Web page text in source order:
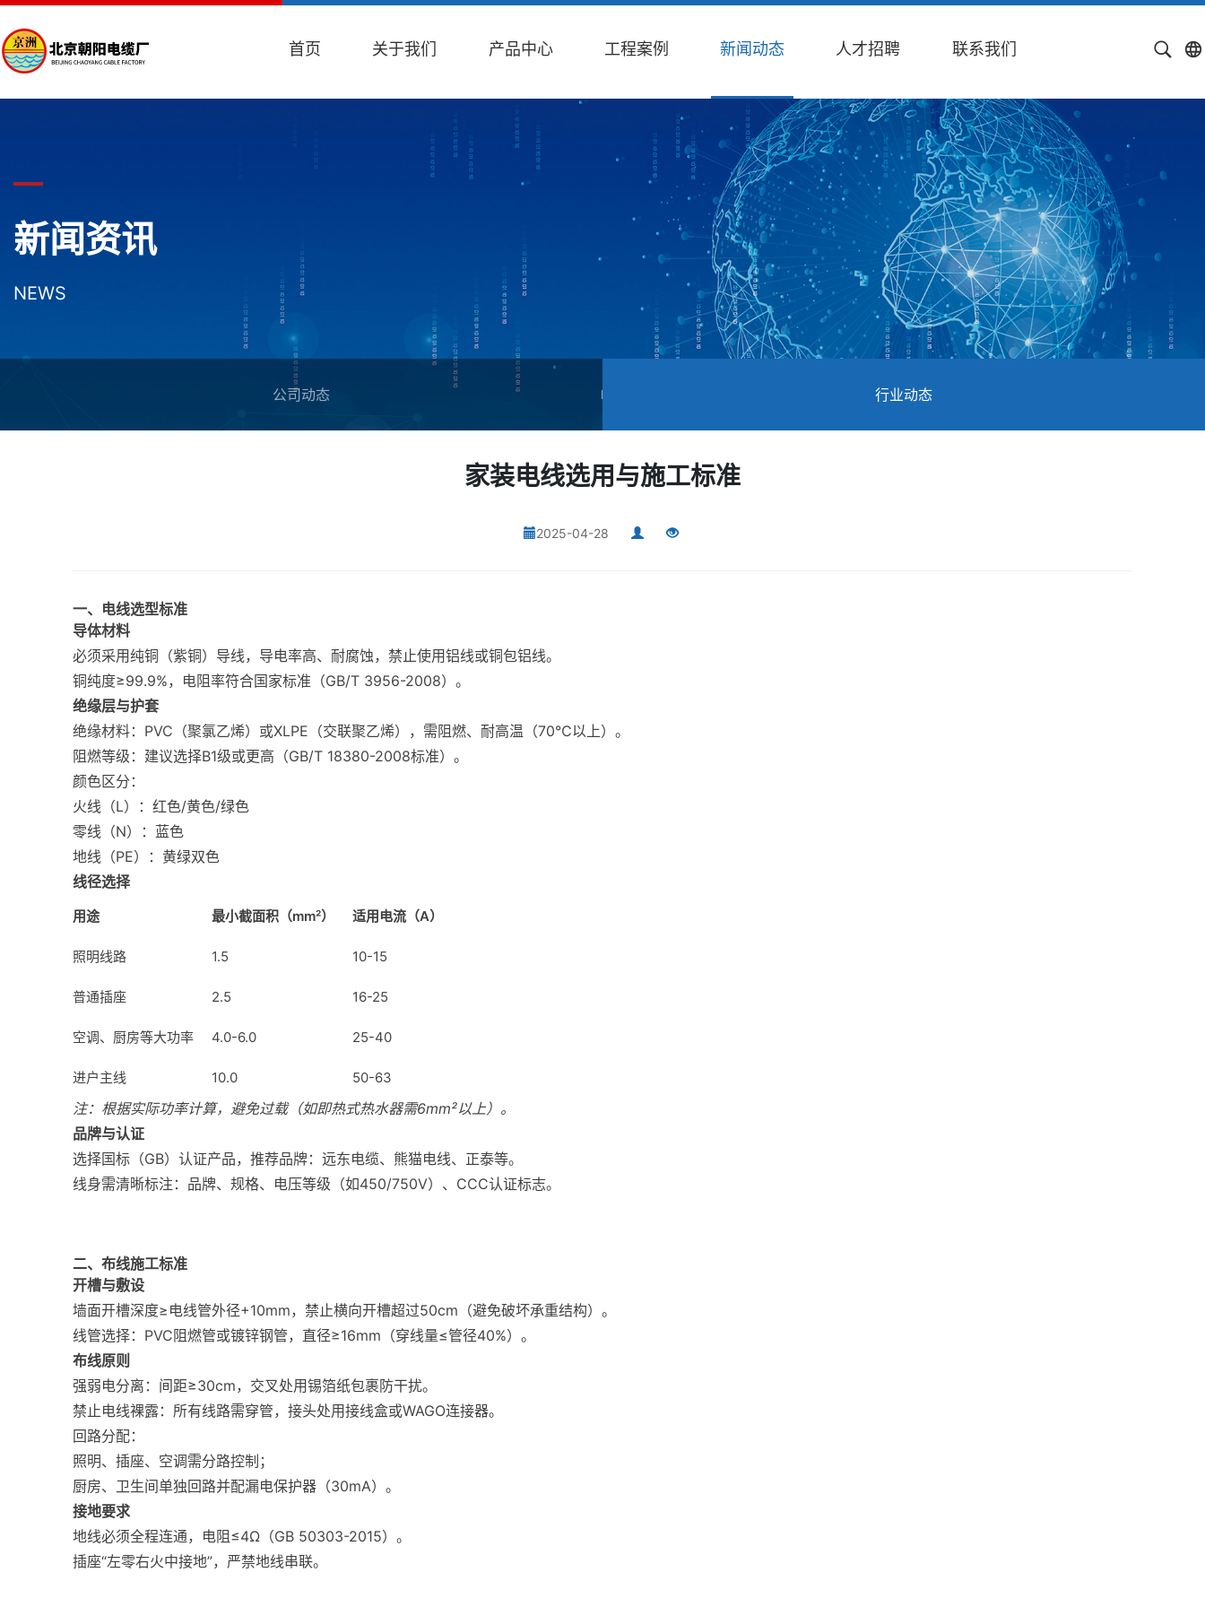
首页 关于我们 产品中心 工程案例 新闻动态 人才招聘 联系我们
新闻资讯
NEWS
公司动态 行业动态
家装电线选用与施工标准
2025-04-28
一、电线选型标准
导体材料
必须采用纯铜（紫铜）导线，导电率高、耐腐蚀，禁止使用铝线或铜包铝线。
铜纯度≥99.9%，电阻率符合国家标准（GB/T 3956-2008）。
绝缘层与护套
绝缘材料：PVC（聚氯乙烯）或XLPE（交联聚乙烯），需阻燃、耐高温（70℃以上）。
阻燃等级：建议选择B1级或更高（GB/T 18380-2008标准）。
颜色区分：
火线（L）：红色/黄色/绿色
零线（N）：蓝色
地线（PE）：黄绿双色
线径选择
用途 最小截面积（mm²） 适用电流（A）
照明线路 1.5 10-15
普通插座 2.5 16-25
空调、厨房等大功率 4.0-6.0 25-40
进户主线 10.0 50-63
注：根据实际功率计算，避免过载（如即热式热水器需6mm²以上）。
品牌与认证
选择国标（GB）认证产品，推荐品牌：远东电缆、熊猫电线、正泰等。
线身需清晰标注：品牌、规格、电压等级（如450/750V）、CCC认证标志。
二、布线施工标准
开槽与敷设
墙面开槽深度≥电线管外径+10mm，禁止横向开槽超过50cm（避免破坏承重结构）。
线管选择：PVC阻燃管或镀锌钢管，直径≥16mm（穿线量≤管径40%）。
布线原则
强弱电分离：间距≥30cm，交叉处用锡箔纸包裹防干扰。
禁止电线裸露：所有线路需穿管，接头处用接线盒或WAGO连接器。
回路分配：
照明、插座、空调需分路控制；
厨房、卫生间单独回路并配漏电保护器（30mA）。
接地要求
地线必须全程连通，电阻≤4Ω（GB 50303-2015）。
插座“左零右火中接地”，严禁地线串联。